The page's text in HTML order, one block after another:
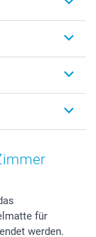
für
werden.